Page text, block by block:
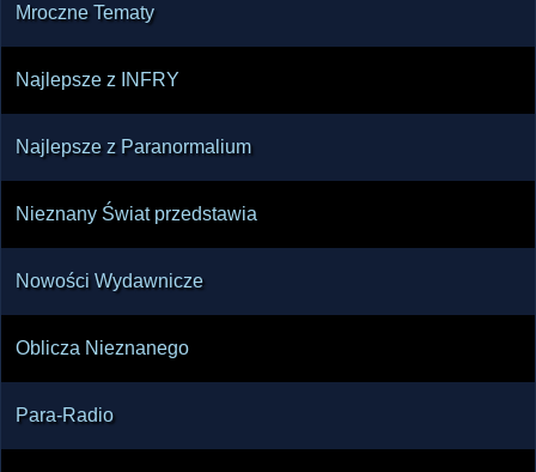
Mroczne Tematy
Najlepsze z INFRY
Najlepsze z Paranormalium
Nieznany Świat przedstawia
Nowości Wydawnicze
Oblicza Nieznanego
Para-Radio